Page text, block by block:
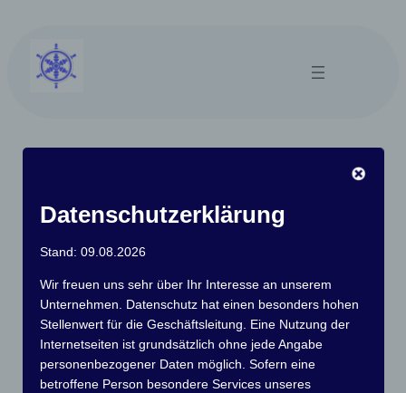
springen
Datenschutzerklärung
Stand: 09.08.2026
Wir freuen uns sehr über Ihr Interesse an unserem
Unternehmen. Datenschutz hat einen besonders hohen
Stellenwert für die Geschäftsleitung. Eine Nutzung der
Internetseiten ist grundsätzlich ohne jede Angabe
personenbezogener Daten möglich. Sofern eine
betroffene Person besondere Services unseres